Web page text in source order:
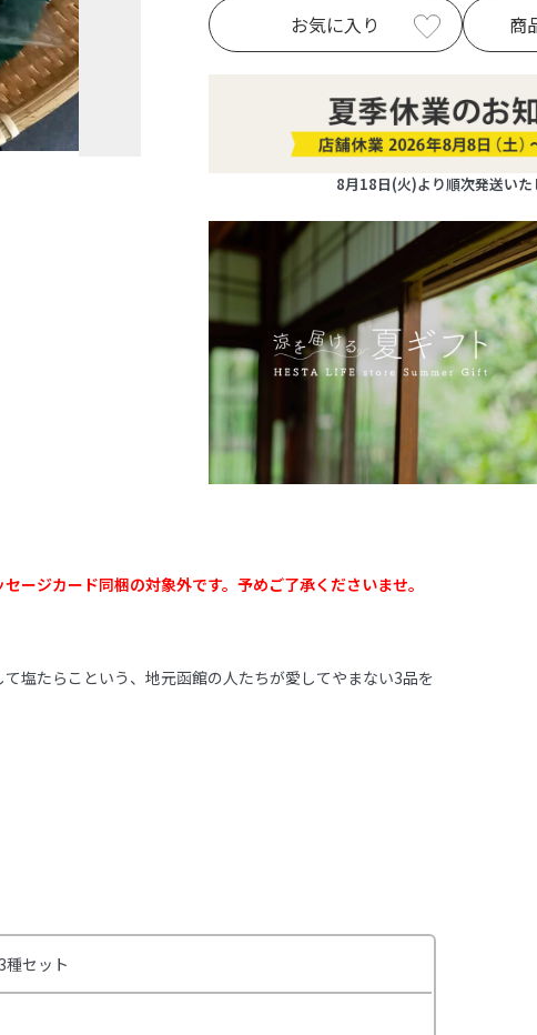
お気に入り 商
8月18日(火)より順次発送いた
ージカード同梱の対象外です。予めご了承くださいませ。
塩たらこという、地元函館の人たちが愛してやまない3品を
種セット